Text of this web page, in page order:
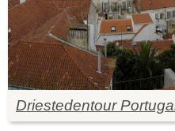
Driestedentour